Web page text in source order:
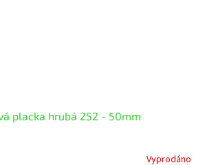
placka hrubá 252 - 50mm
Vyprodáno